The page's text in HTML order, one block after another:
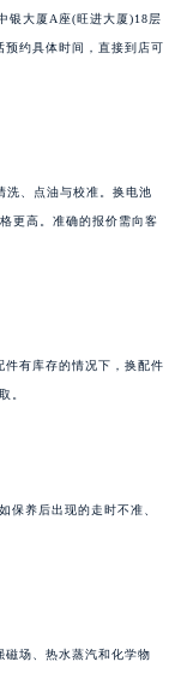
银大厦A座(旺进大厦)18层
约具体时间，直接到店可
洗、点油与校准。换电池
更高。准确的报价需向客
有库存的情况下，换配件
。
保养后出现的走时不准、
磁场、热水蒸汽和化学物